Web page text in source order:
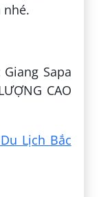
nhé.
Sapa
CAO
Lịch Bắc